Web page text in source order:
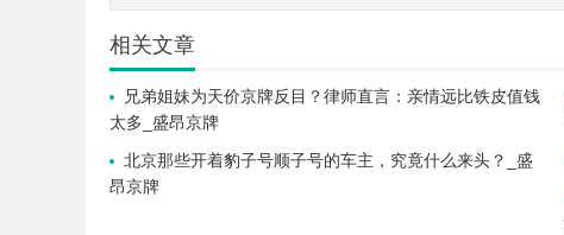
相关文章
兄弟姐妹为天价京牌反目？律师直言：亲情远比铁皮值钱
太多_盛昂京牌
北京那些开着豹子号顺子号的车主，究竟什么来头？_盛
昂京牌